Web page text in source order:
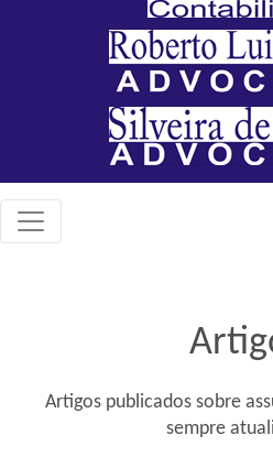
Artigos publicados sobre
sempre